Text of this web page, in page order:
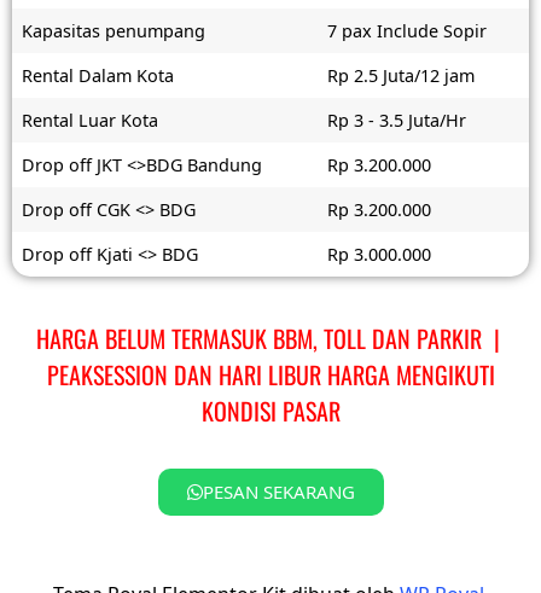
Kapasitas penumpang
7 pax Include Sopir
Rental Dalam Kota
Rp 2.5 Juta/12 jam
Rental Luar Kota
Rp 3 - 3.5 Juta/Hr
Drop off JKT <>BDG Bandung
Rp 3.200.000
Drop off CGK <> BDG
Rp 3.200.000
Drop off Kjati <> BDG
Rp 3.000.000
HARGA BELUM TERMASUK BBM, TOLL DAN PARKIR |
PEAKSESSION DAN HARI LIBUR HARGA MENGIKUTI
KONDISI PASAR
PESAN SEKARANG